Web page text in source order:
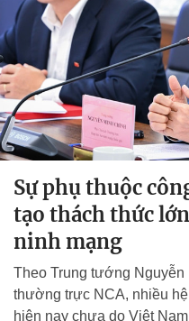
Sự phụ thuộc
tạo thách thức
ninh mạng
Theo Trung tướng
thường trực NCA, nhiều
hiện nay chưa do Việt